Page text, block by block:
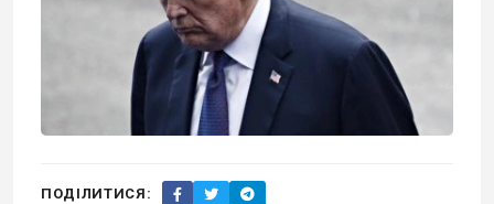
ПОДІЛИТИСЯ: